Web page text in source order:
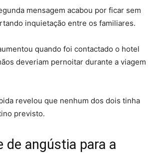
mensagem acabou por ficar sem
inquietação entre os familiares.
quando foi contactado o hotel
deveriam pernoitar durante a viagem
revelou que nenhum dos dois tinha
previsto.
de angústia para a